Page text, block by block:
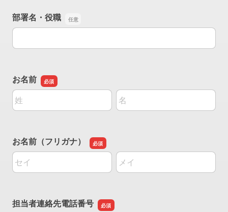
部署名・役職
部署名・役職
お名前
名前の姓
名前の名
お名前（フリガナ）
名前の姓
名前の名
担当者連絡先電話番号